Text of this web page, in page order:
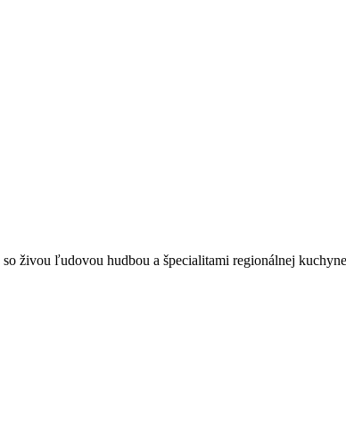
živou ľudovou hudbou a špecialitami regionálnej